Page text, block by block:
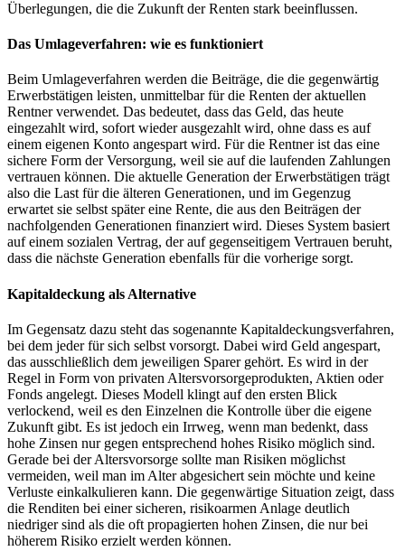
Überlegungen, die die Zukunft der Renten stark beeinflussen.
Das Umlageverfahren: wie es funktioniert
Beim Umlageverfahren werden die Beiträge, die die gegenwärtig
Erwerbstätigen leisten, unmittelbar für die Renten der aktuellen
Rentner verwendet. Das bedeutet, dass das Geld, das heute
eingezahlt wird, sofort wieder ausgezahlt wird, ohne dass es auf
einem eigenen Konto angespart wird. Für die Rentner ist das eine
sichere Form der Versorgung, weil sie auf die laufenden Zahlungen
vertrauen können. Die aktuelle Generation der Erwerbstätigen trägt
also die Last für die älteren Generationen, und im Gegenzug
erwartet sie selbst später eine Rente, die aus den Beiträgen der
nachfolgenden Generationen finanziert wird. Dieses System basiert
auf einem sozialen Vertrag, der auf gegenseitigem Vertrauen beruht,
dass die nächste Generation ebenfalls für die vorherige sorgt.
Kapitaldeckung als Alternative
Im Gegensatz dazu steht das sogenannte Kapitaldeckungsverfahren,
bei dem jeder für sich selbst vorsorgt. Dabei wird Geld angespart,
das ausschließlich dem jeweiligen Sparer gehört. Es wird in der
Regel in Form von privaten Altersvorsorgeprodukten, Aktien oder
Fonds angelegt. Dieses Modell klingt auf den ersten Blick
verlockend, weil es den Einzelnen die Kontrolle über die eigene
Zukunft gibt. Es ist jedoch ein Irrweg, wenn man bedenkt, dass
hohe Zinsen nur gegen entsprechend hohes Risiko möglich sind.
Gerade bei der Altersvorsorge sollte man Risiken möglichst
vermeiden, weil man im Alter abgesichert sein möchte und keine
Verluste einkalkulieren kann. Die gegenwärtige Situation zeigt, dass
die Renditen bei einer sicheren, risikoarmen Anlage deutlich
niedriger sind als die oft propagierten hohen Zinsen, die nur bei
höherem Risiko erzielt werden können.